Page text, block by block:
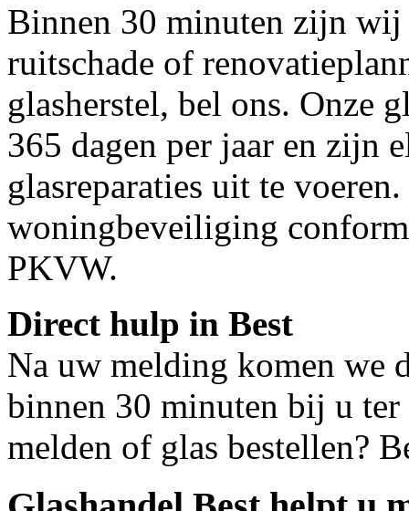
Binnen 30 minuten zijn wij
ruitschade of
glasherstel, bel ons. Onze
365 dagen per jaar en zijn
glasreparaties uit te
woningbeveiliging
PKVW.
Direct hulp in Best
Na uw melding komen we
binnen 30 minuten bij u ter
melden of glas bestellen?